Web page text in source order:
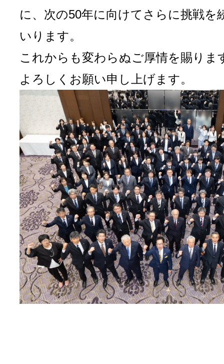
に、次の50年に向けてさらに挑戦を
いります。
これからも変わらぬご厚情を賜りま
よろしくお願い申し上げます。